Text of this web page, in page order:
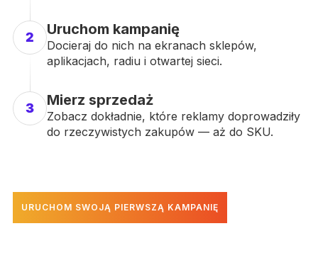
2 Uruchom kampanię
Docieraj do nich na ekranach sklepów,
aplikacjach, radiu i otwartej sieci.
3 Mierz sprzedaż
Zobacz dokładnie, które reklamy doprowadziły
do rzeczywistych zakupów — aż do SKU.
URUCHOM SWOJĄ PIERWSZĄ KAMPANIĘ